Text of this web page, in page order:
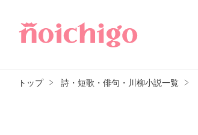
トップ 詩・短歌・俳句・川柳小説一覧